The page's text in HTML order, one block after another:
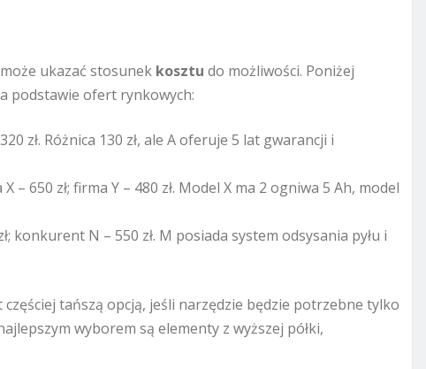
ukazać stosunek kosztu do możliwości. Poniżej
podstawie ofert rynkowych:
zł. Różnica 130 zł, ale A oferuje 5 lat gwarancji i
650 zł; firma Y – 480 zł. Model X ma 2 ogniwa 5 Ah, model
konkurent N – 550 zł. M posiada system odsysania pyłu i
tańszą opcją, jeśli narzędzie będzie potrzebne tylko
wyborem są elementy z wyższej półki,